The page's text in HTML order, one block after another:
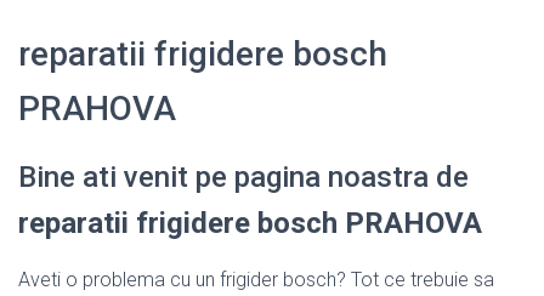
reparatii frigidere bosch
PRAHOVA
Bine ati venit pe pagina noastra de
reparatii frigidere bosch PRAHOVA
Aveti o problema cu un frigider bosch? Tot ce trebuie sa